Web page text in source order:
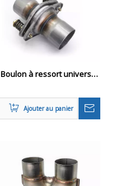
Boulon à ressort universel
joint sphérique
d'échappement de 3 '
Ajouter au panier